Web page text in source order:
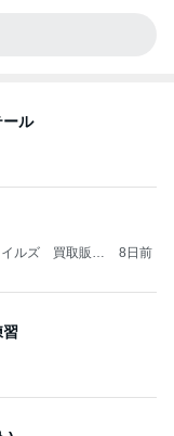
ール
イルズ 買取販売
8日前
習